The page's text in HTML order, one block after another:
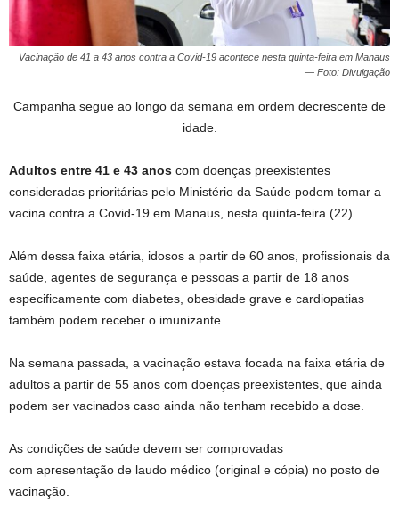
Vacinação de 41 a 43 anos contra a Covid-19 acontece nesta quinta-feira em Manaus
— Foto: Divulgação
Campanha segue ao longo da semana em ordem decrescente de
idade.
Adultos entre 41 e 43 anos com doenças preexistentes
consideradas prioritárias pelo Ministério da Saúde podem tomar a
vacina contra a Covid-19 em Manaus, nesta quinta-feira (22).
Além dessa faixa etária, idosos a partir de 60 anos, profissionais da
saúde, agentes de segurança e pessoas a partir de 18 anos
especificamente com diabetes, obesidade grave e cardiopatias
também podem receber o imunizante.
Na semana passada, a vacinação estava focada na faixa etária de
adultos a partir de 55 anos com doenças preexistentes, que ainda
podem ser vacinados caso ainda não tenham recebido a dose.
As condições de saúde devem ser comprovadas
com apresentação de laudo médico (original e cópia) no posto de
vacinação.